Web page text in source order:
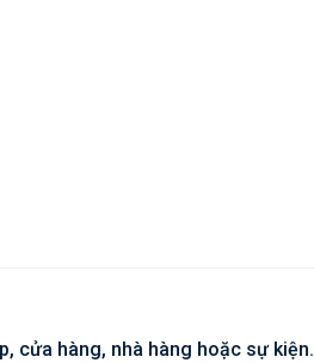
cửa hàng, nhà hàng hoặc sự kiện.